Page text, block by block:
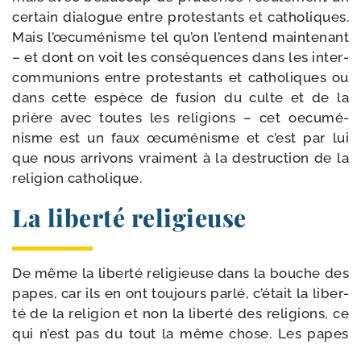
cer­tain dia­logue entre pro­tes­tants et catho­liques.
Mais l’œcuménisme tel qu’on l’entend main­te­nant
– et dont on voit les consé­quences dans les inter­
com­mu­nions entre pro­tes­tants et catho­liques ou
dans cette espèce de fusion du culte et de la
prière avec toutes les reli­gions – cet oecu­mé­
nisme est un faux œcu­mé­nisme et c’est par lui
que nous arri­vons vrai­ment à la des­truc­tion de la
reli­gion catholique.
La liberté religieuse
De même la liber­té reli­gieuse dans la bouche des
papes, car ils en ont tou­jours par­lé, c’était la liber­
té de la reli­gion et non la liber­té des reli­gions, ce
qui n’est pas du tout la même chose. Les papes